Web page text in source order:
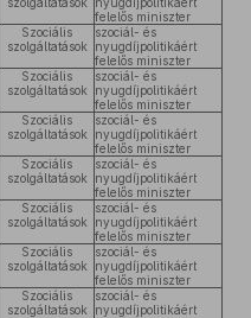
felelős miniszter
Szociális
szolgáltatások
szociál- és
nyugdíjpolitikáért
felelős miniszter
Szociális
szolgáltatások
szociál- és
nyugdíjpolitikáért
felelős miniszter
Szociális
szolgáltatások
szociál- és
nyugdíjpolitikáért
felelős miniszter
Szociális
szolgáltatások
szociál- és
nyugdíjpolitikáért
felelős miniszter
Szociális
szolgáltatások
szociál- és
nyugdíjpolitikáért
felelős miniszter
Szociális
szolgáltatások
szociál- és
nyugdíjpolitikáért
felelős miniszter
Szociális
szolgáltatások
szociál- és
nyugdíjpolitikáért